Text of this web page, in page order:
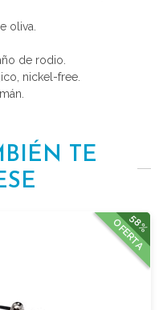
oliva.
de rodio.
nickel-free.
TE
58%
OFERTA